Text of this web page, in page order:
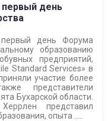
первый день
день Форума
образованию
предприятий,
Standard Services» в
участие более
представители
Бухарской области.
представил
опыта …..